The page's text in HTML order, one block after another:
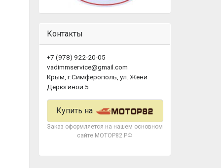
Контакты
+7 (978) 922-20-05
vadimmservice@gmail.com
Крым, г.Симферополь, ул. Жени
Дерюгиной 5
Купить на
Заказ оформляется на нашем основном
сайте МОТОР82.РФ